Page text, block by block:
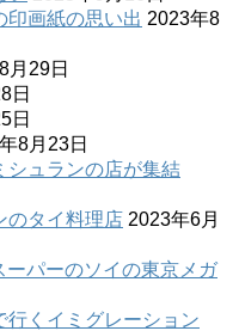
印画紙の思い出 2023年8
月29日
日
日
8月23日
シュランの店が集結
のタイ料理店 2023年6月
ーパーのソイの東京メガ
行くイミグレーション